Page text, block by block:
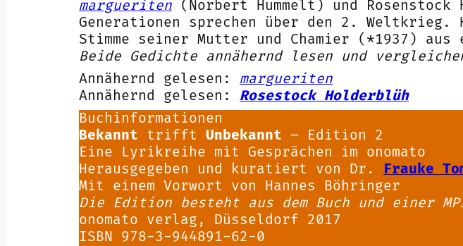
margueriten (Norbert Hummelt) und
Generationen sprechen über den 2.
Stimme seiner Mutter und Chamier (*1937)
Beide Gedichte annähernd lesen und
Annähernd gelesen: margueriten
Annähernd gelesen: Rosestock Holderblüh
Buchinformationen
Bekannt trifft Unbekannt – Edition 2
Eine Lyrikreihe mit Gesprächen im onomato
Herausgegeben und kuratiert von Dr. Frauke
Mit einem Vorwort von Hannes Böhringer
Die Edition besteht aus dem Buch und einer
onomato verlag, Düsseldorf 2017
ISBN 978-3-944891-62-0